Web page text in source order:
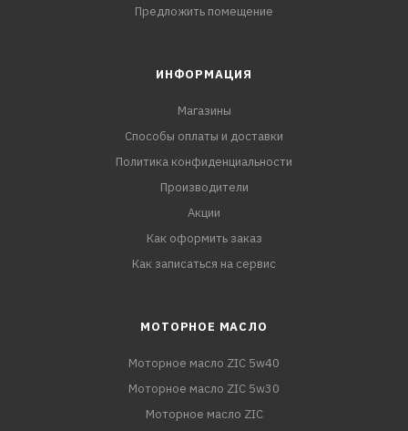
Предложить помещение
ИНФОРМАЦИЯ
Магазины
Способы оплаты и доставки
Политика конфиденциальности
Производители
Акции
Как оформить заказ
Как записаться на сервис
МОТОРНОЕ МАСЛО
Моторное масло ZIC 5w40
Моторное масло ZIC 5w30
Моторное масло ZIC